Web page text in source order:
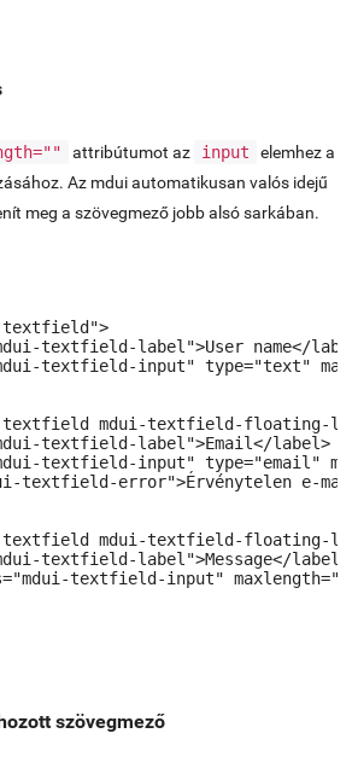
attribútumot az input
elemhez a
Az mdui automatikusan valós idejű
meg a szövegmező jobb alsó sarkában.
textfield">
textfield-label">User name</
textfield-input" type="text"
textfield mdui-textfield-floating-
textfield-label">Email</label>
textfield-input" type="email"
textfield-error">Érvénytelen e-
textfield mdui-textfield-floating-
textfield-label">Message</label>
textfield-input"
szövegmező